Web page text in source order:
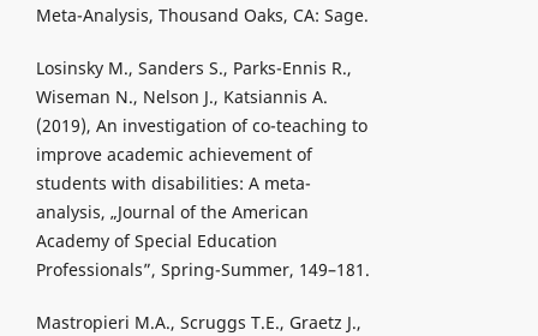
Meta-Analysis, Thousand Oaks, CA: Sage.
Losinsky M., Sanders S., Parks-Ennis R.,
Wiseman N., Nelson J., Katsiannis A.
(2019), An investigation of co-teaching to
improve academic achievement of
students with disabilities: A meta-
analysis, „Journal of the American
Academy of Special Education
Professionals”, Spring-Summer, 149–181.
Mastropieri M.A., Scruggs T.E., Graetz J.,